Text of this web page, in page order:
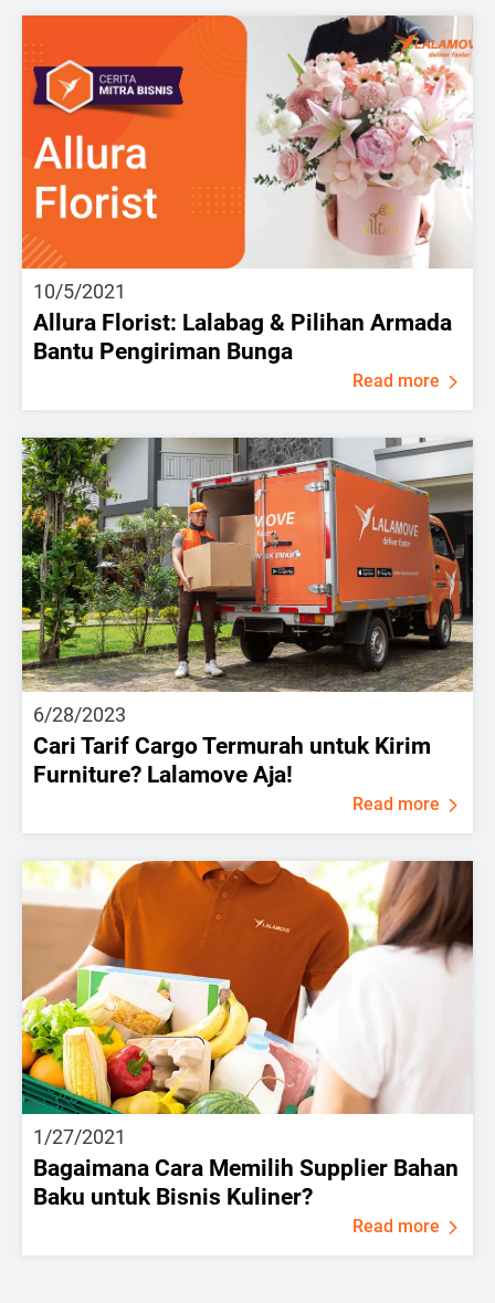
10/5/2021
Allura Florist: Lalabag & Pilihan Armada
Bantu Pengiriman Bunga
Read more
6/28/2023
Cari Tarif Cargo Termurah untuk Kirim
Furniture? Lalamove Aja!
Read more
1/27/2021
Bagaimana Cara Memilih Supplier Bahan
Baku untuk Bisnis Kuliner?
Read more